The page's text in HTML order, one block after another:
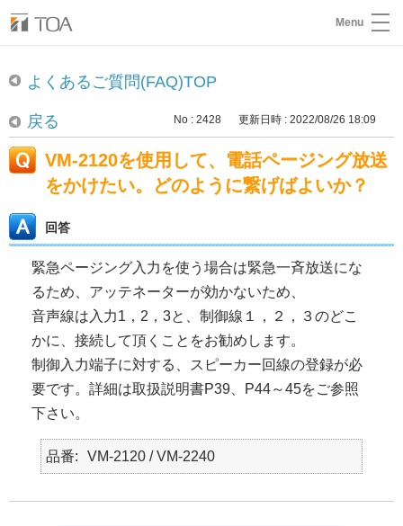
Menu
よくあるご質問(FAQ)TOP
戻る No : 2428 更新日時 : 2022/08/26 18:09
VM-2120を使用して、電話ページング放送
をかけたい。どのように繋げばよいか？
回答
緊急ページング入力を使う場合は緊急一斉放送にな
るため、アッテネーターが効かないため、
音声線は入力1，2，3と、制御線１，２，３のどこ
かに、接続して頂くことをお勧めします。
制御入力端子に対する、スピーカー回線の登録が必
要です。詳細は取扱説明書P39、P44～45をご参照
下さい。
品番 VM-2120 / VM-2240